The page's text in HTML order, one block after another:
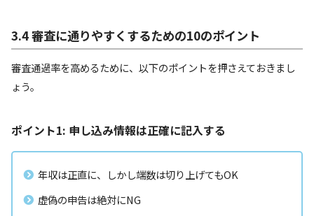
3.4 審査に通りやすくするための10のポイント
審査通過率を高めるために、以下のポイントを押さえておきまし
ょう。
ポイント1: 申し込み情報は正確に記入する
年収は正直に、しかし端数は切り上げてもOK
虚偽の申告は絶対にNG